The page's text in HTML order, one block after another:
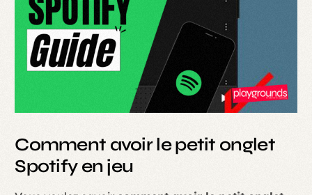
Comment avoir le petit onglet
Spotify en jeu